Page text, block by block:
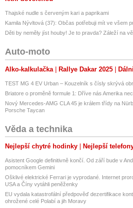
Thajské nudle s červeným kari a paprikami
Kamila Nývltová (37): Občas potřebuji mít ve všem
Děti by neměly jíst houby! Je to pravda? Záleží na
Auto-moto
Alko-kalkulačka Rallye Dakar 2025
TEST MG 4 EV Urban – Kouzelník s čísly skrývá
Briatore o proměně formule 1: Dříve nás Amerika
Nový Mercedes-AMG CLA 45 je králem třídy na
Porsche Taycan
Věda a technika
Nejlepší chytré hodinky Nejlepší
Asistent Google definitivně končí. Od září bude v
pomocníkem Gemini
Ošklivé elektrické Ferrari je vyprodané. Internet
USA a Číny vytáhli peněženky
EU vydala katastrofální předpověď dezertifikace
ohrožené celé Polabí a jih Moravy